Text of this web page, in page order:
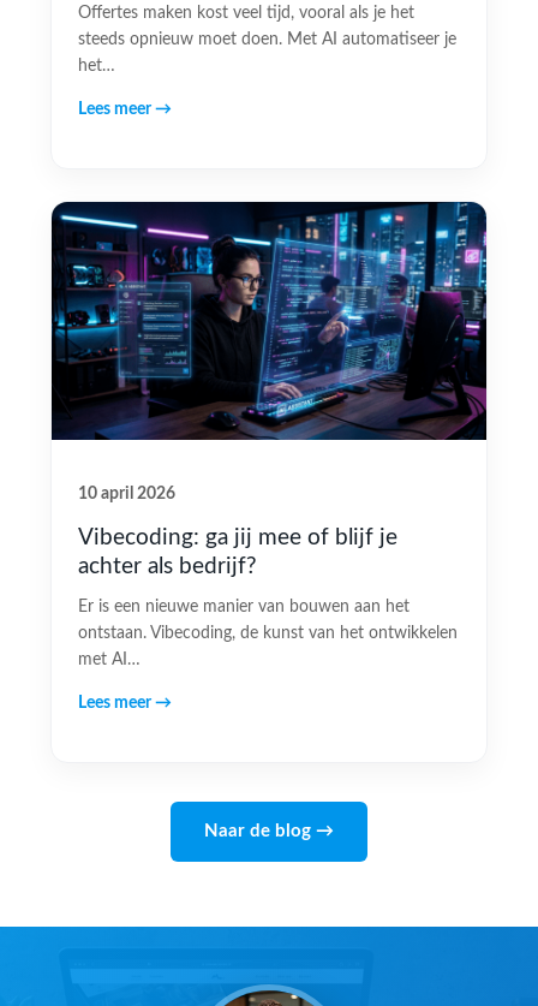
Offertes maken kost veel tijd, vooral als je het
steeds opnieuw moet doen. Met AI automatiseer je
het…
Lees meer →
10 april 2026
Vibecoding: ga jij mee of blijf je
achter als bedrijf?
Er is een nieuwe manier van bouwen aan het
ontstaan. Vibecoding, de kunst van het ontwikkelen
met AI…
Lees meer →
Naar de blog →